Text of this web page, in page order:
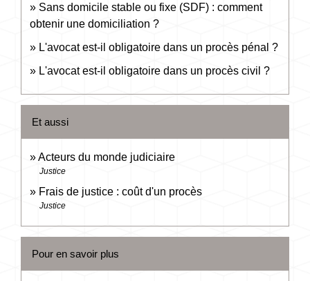
Sans domicile stable ou fixe (SDF) : comment
obtenir une domiciliation ?
L'avocat est-il obligatoire dans un procès pénal ?
L'avocat est-il obligatoire dans un procès civil ?
Et aussi
Acteurs du monde judiciaire
Justice
Frais de justice : coût d'un procès
Justice
Pour en savoir plus